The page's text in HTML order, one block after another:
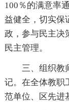
100％的满意率
益健全，切实保
政，参与民主决
民主管理。
三、组织教
记。在全体教职
范单位、区先进